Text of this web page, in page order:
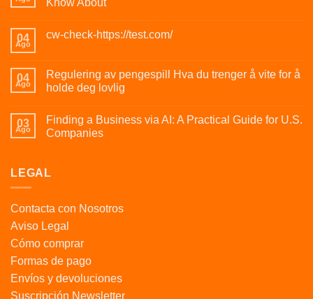
Know About
04
Ago
cw-check-https://test.com/
04
Ago
Regulering av pengespill Hva du trenger å vite for å
holde deg lovlig
03
Ago
Finding a Business via AI: A Practical Guide for U.S.
Companies
LEGAL
Contacta con Nosotros
Aviso Legal
Cómo comprar
Formas de pago
Envíos y devoluciones
Suscripción Newsletter